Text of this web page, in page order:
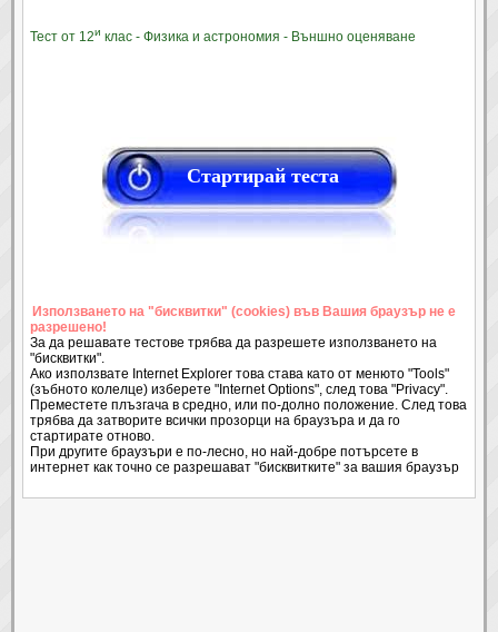
Тест от 12и клас - Физика и астрономия - Външно оценяване
Стартирай теста
Използването на "бисквитки" (cookies) във Вашия браузър не е
разрешено!
За да решавате тестове трябва да разрешете използването на
"бисквитки".
Ако използвате Internet Explorer това става като от менюто "Tools"
(зъбното колелце) изберете "Internet Options", след това "Privacy".
Преместете плъзгача в средно, или по-долно положение. След това
трябва да затворите всички прозорци на браузъра и да го
стартирате отново.
При другите браузъри е по-лесно, но най-добре потърсете в
интернет как точно се разрешават "бисквитките" за вашия браузър